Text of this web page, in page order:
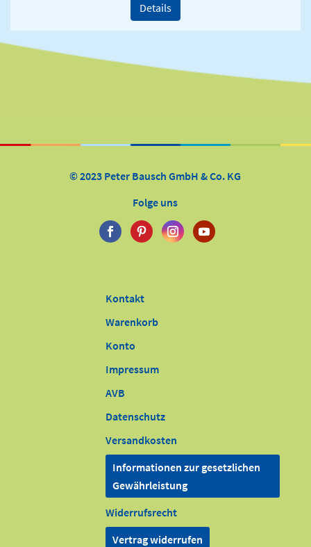
Details
© 2023 Peter Bausch GmbH & Co. KG
Folge uns
Kontakt
Warenkorb
Konto
Impressum
AVB
Datenschutz
Versandkosten
Informationen zur gesetzlichen
Gewährleistung
Widerrufsrecht
Vertrag widerrufen